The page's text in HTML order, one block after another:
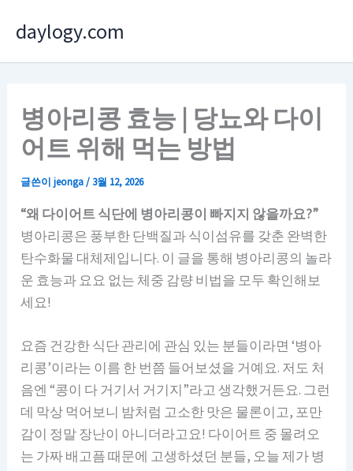
daylogy.com
병아리콩 효능 | 당뇨와 다이
어트 위해 먹는 방법
글쓴이jeonga/ 3월 12, 2026
“왜 다이어트 식단에 병아리콩이 빠지지 않을까요?”
병아리콩은 풍부한 단백질과 식이섬유를 갖춘 완벽한
탄수화물 대체제입니다. 이 글을 통해 병아리콩의 놀라
운 효능과 요요 없는 체중 감량 비법을 모두 확인해보
세요!
요즘 건강한 식단 관리에 관심 있는 분들이라면 ‘병아
리콩’이라는 이름 한 번쯤 들어보셨을 거예요. 저도 처
음엔 “콩이 다 거기서 거기지”라고 생각했거든요. 그런
데 막상 먹어보니 밤처럼 고소한 맛은 물론이고, 포만
감이 정말 장난이 아니더라고요! 다이어트 중 몰려오
는 가짜 배고픔 때문에 고생하셨던 분들, 오늘 제가 병